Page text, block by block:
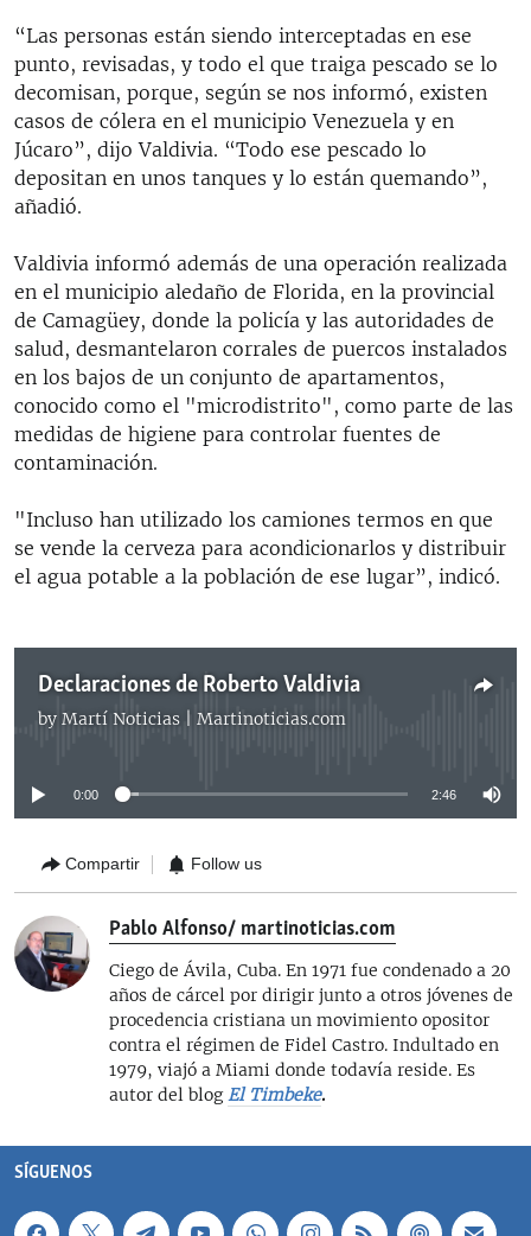
“Las personas están siendo interceptadas en ese
punto, revisadas, y todo el que traiga pescado se lo
decomisan, porque, según se nos informó, existen
casos de cólera en el municipio Venezuela y en
Júcaro”, dijo Valdivia. “Todo ese pescado lo
depositan en unos tanques y lo están quemando”,
añadió.
Valdivia informó además de una operación realizada
en el municipio aledaño de Florida, en la provincial
de Camagüey, donde la policía y las autoridades de
salud, desmantelaron corrales de puercos instalados
en los bajos de un conjunto de apartamentos,
conocido como el "microdistrito", como parte de las
medidas de higiene para controlar fuentes de
contaminación.
"Incluso han utilizado los camiones termos en que
se vende la cerveza para acondicionarlos y distribuir
el agua potable a la población de ese lugar”, indicó.
Declaraciones de Roberto Valdivia
by Martí Noticias | Martinoticias.com
No media source currently available
0:00 2:46
Compartir Follow us
Pablo Alfonso/ martinoticias.com
Ciego de Ávila, Cuba. En 1971 fue condenado a 20
años de cárcel por dirigir junto a otros jóvenes de
procedencia cristiana un movimiento opositor
contra el régimen de Fidel Castro. Indultado en
1979, viajó a Miami donde todavía reside. Es
autor del blog El Timbeke.
SÍGUENOS